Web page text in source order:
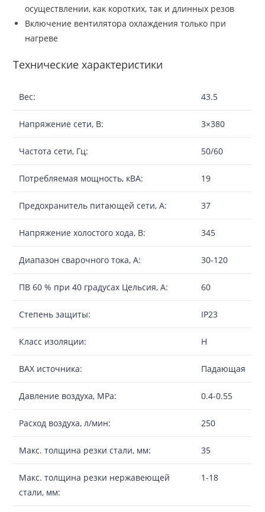
осуществлении, как коротких, так и длинных резов
Включение вентилятора охлаждения только при
нагреве
Технические характеристики
Вес: 43.5
Напряжение сети, В: 3×380
Частота сети, Гц: 50/60
Потребляемая мощность, кВА: 19
Предохранитель питающей сети, А: 37
Напряжение холостого хода, В: 345
Диапазон сварочного тока, А: 30-120
ПВ 60 % при 40 градусах Цельсия, А: 60
Степень защиты: IP23
Класс изоляции: H
ВАХ источника: Падающая
Давление воздуха, MPa: 0.4-0.55
Расход воздуха, л/мин: 250
Макс. толщина резки стали, мм: 35
Макс. толщина резки нержавеющей
стали, мм:
1-18